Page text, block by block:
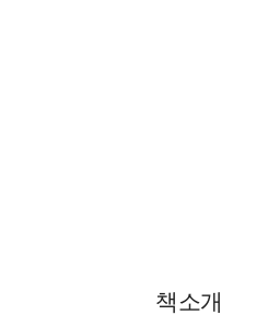
책소개